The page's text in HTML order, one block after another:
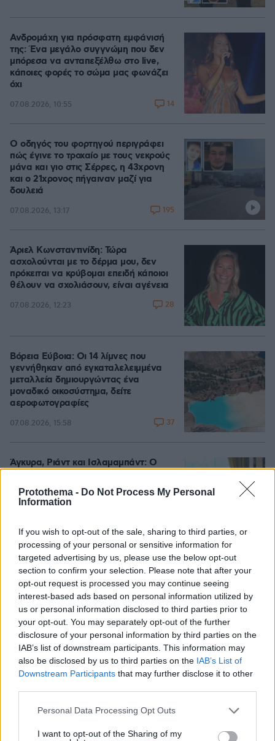
Protothema - Do Not Process My Personal
Information
If you wish to opt-out of the sale, sharing to third parties, or
processing of your personal or sensitive information for
targeted advertising by us, please use the below opt-out
section to confirm your selection. Please note that after your
opt-out request is processed you may continue seeing
interest-based ads based on personal information utilized by
us or personal information disclosed to third parties prior to
your opt-out. You may separately opt-out of the further
disclosure of your personal information by third parties on the
IAB’s list of downstream participants. This information may
also be disclosed by us to third parties on the IAB’s List of
Downstream Participants that may further disclose it to other
Please note that this website/app uses one or more Google
not limited to your visit or usage behaviour. You may click to
Personal Data Processing Opt Outs
I want to opt-out of the Sharing of my
Ανδρομάχη για πρόσφατη εμφάνισή
της: Ένα μεγάλο συγγνώμη που δεν
μπόρεσα να ανταπεξέλθω στο live,
κάποιες φορές το σώμα μας φωνάζει
όχι
07.08.2026, 10:55 14
Ο οδηγός του φορτηγού περιγράφει
πώς έγινε το τροχαίο με τους νεκρούς
μάνα και γιο στις Σέρρες, η 43χρονη
και ο 21χρονος πήγαιναν μαζί για
δουλειά
07.08.2026, 13:17 195
Άριελ Κωνσταντινίδη: Τώρα
ασχολούνται με το δέρμα μου, δεν
πρόκειται να κρύβομαι επειδή κάποιοι
θέλουν να σχολιάσουν, είναι αγένεια
07.08.2026, 12:23 28
Βόρεια Εύβοια: Οι 14 λίμνες που
γεννήθηκαν από εγκαταλελειμμένα
μεταλλεία δημιουργώντας ένα
μοναδικό οικοσύστημα, δείτε
αεροφωτογραφίες
07.08.2026, 15:58 37
Άγκυρα, Ριάντ και Ισλαμαμπάντ: Ο
Ανατολή ανοίγει τον δρόμο για το
«ισλαμικό ΝΑΤΟ», τι σημαίνει η
07.08.2026, 17:19 97
Games
Cut The Rope
ΔΕΙΤΕ ΟΛΑ ΤΑ GAMES